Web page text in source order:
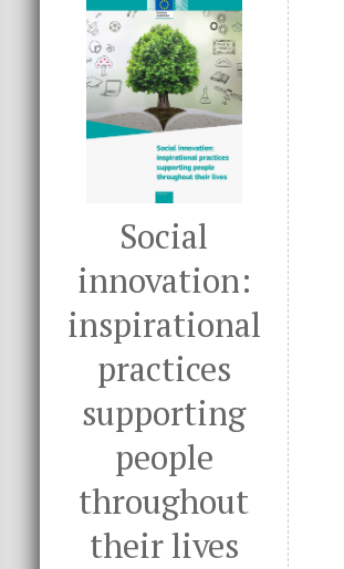
Social
innovation:
inspirational
practices
supporting
people
throughout
their lives